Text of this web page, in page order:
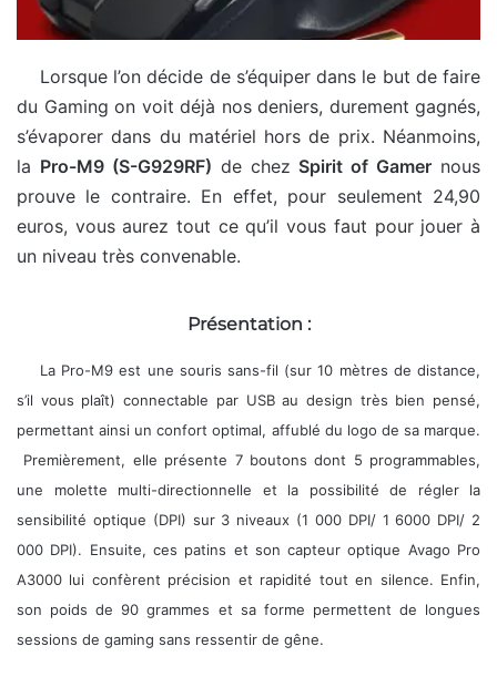
Lorsque l’on décide de s’équiper dans le but de faire
du Gaming on voit déjà nos deniers, durement gagnés,
s’évaporer dans du matériel hors de prix. Néanmoins,
la Pro-M9 (S-G929RF) de chez Spirit of Gamer nous
prouve le contraire. En effet, pour seulement 24,90
euros, vous aurez tout ce qu’il vous faut pour jouer à
un niveau très convenable.
Présentation :
La Pro-M9 est une souris sans-fil (sur 10 mètres de distance,
s’il vous plaît) connectable par USB au design très bien pensé,
permettant ainsi un confort optimal, affublé du logo de sa marque.
Premièrement, elle présente 7 boutons dont 5 programmables,
une molette multi-directionnelle et la possibilité de régler la
sensibilité optique (DPI) sur 3 niveaux (1 000 DPI/ 1 6000 DPI/ 2
000 DPI). Ensuite, ces patins et son capteur optique Avago Pro
A3000 lui confèrent précision et rapidité tout en silence. Enfin,
son poids de 90 grammes et sa forme permettent de longues
sessions de gaming sans ressentir de gêne.